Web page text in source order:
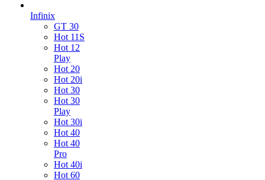
Infinix
GT 30
Hot 11S
Hot 12
Play
Hot 20
Hot 20i
Hot 30
Hot 30
Play
Hot 30i
Hot 40
Hot 40
Pro
Hot 40i
Hot 60